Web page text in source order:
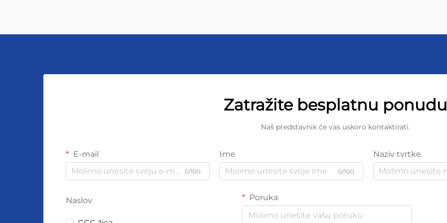
Zatražite besplatnu ponudu
Naš predstavnik će vas uskoro kontaktirati.
E-mail
0/100
Ime
0/100
Naziv tvrtke
Naslov Poruka